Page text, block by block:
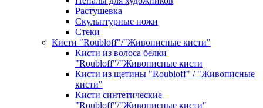
Растушевка
Скульптурные ножи
Стеки
Кисти "Roubloff"/"Живописные кисти"
Кисти из волоса белки
"Roubloff"/"Живописные кисти
Кисти из щетины "Roubloff" / "Живописные
кисти"
Кисти синтетические
"Roubloff"/"Живописные кисти"